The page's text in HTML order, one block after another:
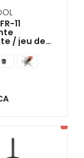
11
/ jeu de